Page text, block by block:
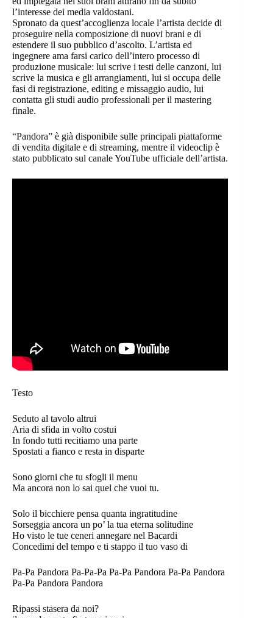
l’interesse dei media valdostani.
Spronato da quest’accoglienza locale l’artista decide di
proseguire nella composizione di nuovi brani e di
estendere il suo pubblico d’ascolto. L’artista ed
ingegnere ama farsi carico dell’intero processo di
produzione musicale: lui scrive i testi delle canzoni, lui
scrive la musica e gli arrangiamenti, lui si occupa delle
fasi di registrazione, editing e missaggio audio, lui
contatta gli studi audio professionali per il mastering
finale.
“Pandora” è già disponibile sulle principali piattaforme
di vendita digitale e di streaming, mentre il videoclip è
stato pubblicato sul canale YouTube ufficiale dell’artista.
Testo
Seduto al tavolo altrui
Aria di sfida in volto costui
In fondo tutti recitiamo una parte
Spostati a fianco e resta in disparte
Sono giorni che tu sfogli il menu
Ma ancora non lo sai quel che vuoi tu.
Solo il bicchiere pensa quanta ingratitudine
Sorseggia ancora un po’ la tua eterna solitudine
Ho visto le tue ceneri annegare nel Bacardi
Concedimi del tempo e ti stappo il tuo vaso di
Pa-Pa Pandora Pa-Pa-Pa Pa-Pa Pandora Pa-Pa Pandora
Pa-Pa Pandora Pandora
Ripassi stasera da noi?